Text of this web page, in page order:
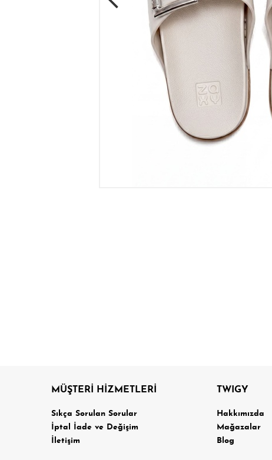
MÜŞTERİ HİZMETLERİ
Sıkça Sorulan Sorular
İptal İade ve Değişim
İletişim
TWIGY
Hakkımızda
Mağazalar
Blog